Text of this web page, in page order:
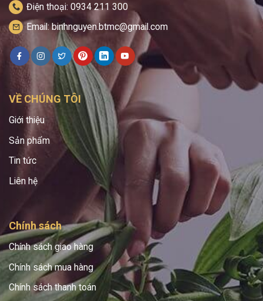
Điện thoại: 0934 211 300
Email: binhnguyen.btmc@gmail.com
VỀ CHÚNG TÔI
Giới thiệu
Sản phẩm
Tin tức
Liên hệ
Chính sách
Chính sách giao hàng
Chính sách mua hàng
Chính sách thanh toán